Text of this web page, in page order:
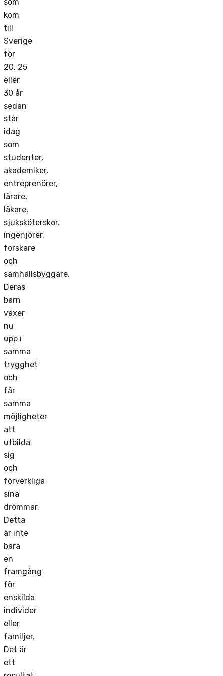
som
kom
till
Sverige
för
20, 25
eller
30 år
sedan
står
idag
som
studenter,
akademiker,
entreprenörer,
lärare,
läkare,
sjuksköterskor,
ingenjörer,
forskare
och
samhällsbyggare.
Deras
barn
växer
nu
upp i
samma
trygghet
och
får
samma
möjligheter
att
utbilda
sig
och
förverkliga
sina
drömmar.
Detta
är inte
bara
en
framgång
för
enskilda
individer
eller
familjer.
Det är
ett